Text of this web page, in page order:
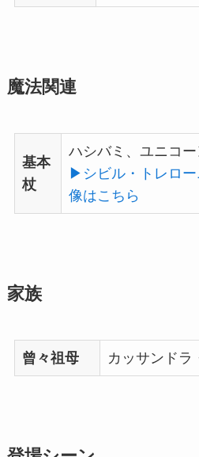
魔法関連
基本
杖
ハシバミ、ユニコ
▶︎シビル・トレロ
像はこちら
家族
曾々祖母 カッサンドラ